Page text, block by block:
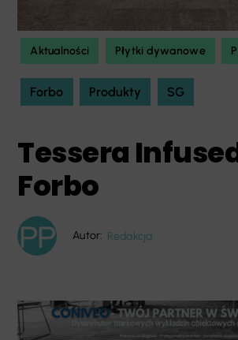
Aktualności Płytki dywanowe
Forbo Produkty SG
Tessera
Forbo
Autor: Redakcja